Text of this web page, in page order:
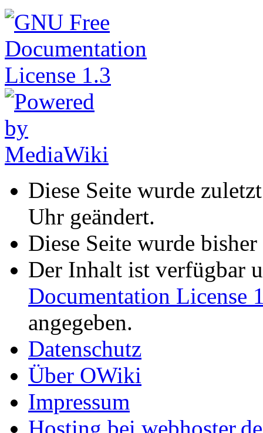
Diese Seite wurde
Uhr geändert.
Diese Seite wurde
Der Inhalt ist verfügbar
Documentation License
angegeben.
Datenschutz
Über OWiki
Impressum